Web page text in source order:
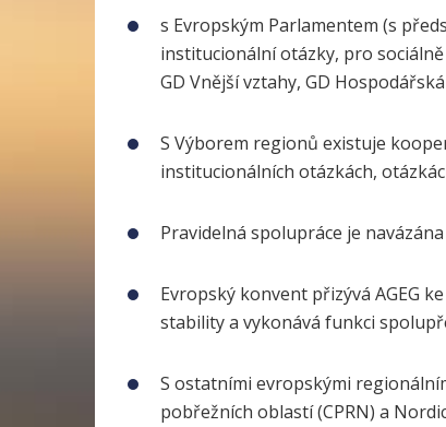
s Evropským Parlamentem (s
institucionální otázky, pro
GD Vnější vztahy, GD
S Výborem regionů existuje
institucionálních otázkách,
Pravidelná spolupráce je
Evropský konvent přizývá AGEG
stability a vykonává funkci
S ostatními evropskými
pobřežních oblastí (CPRN) a